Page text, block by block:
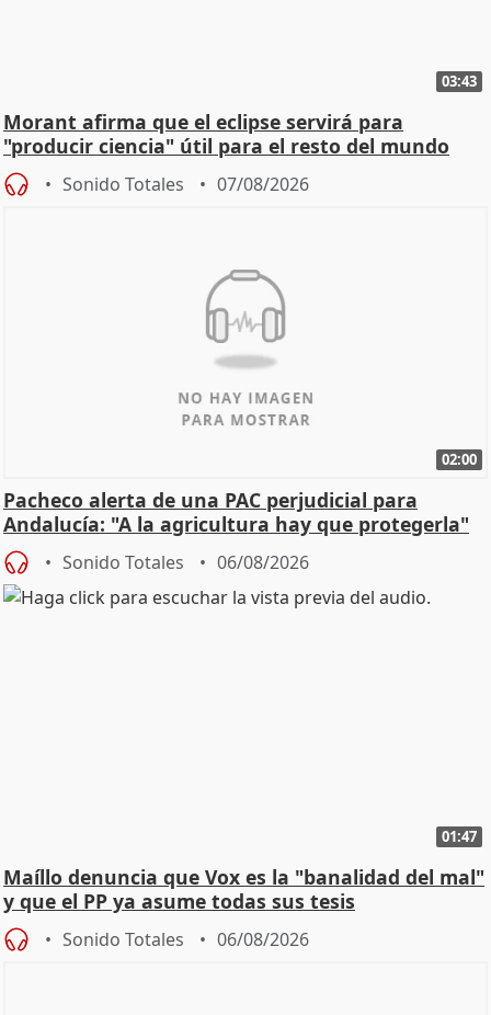
03:43
Morant afirma que el eclipse servirá para
"producir ciencia" útil para el resto del mundo
Sonido Totales 07/08/2026
02:00
Pacheco alerta de una PAC perjudicial para
Andalucía: "A la agricultura hay que protegerla"
Sonido Totales 06/08/2026
01:47
Maíllo denuncia que Vox es la "banalidad del mal"
y que el PP ya asume todas sus tesis
Sonido Totales 06/08/2026